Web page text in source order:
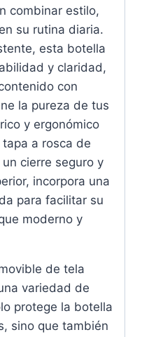
combinar estilo,
su rutina diaria.
esta botella
y claridad,
con
la pureza de tus
y ergonómico
a rosca de
cierre seguro y
incorpora una
para facilitar su
moderno y
de tela
variedad de
protege la botella
sino que también